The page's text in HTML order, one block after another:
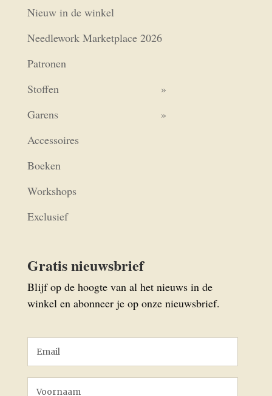
Nieuw in de winkel
Needlework Marketplace 2026
Patronen
Stoffen
Garens
Accessoires
Boeken
Workshops
Exclusief
Gratis nieuwsbrief
Blijf op de hoogte van al het nieuws in de
winkel en abonneer je op onze nieuwsbrief.